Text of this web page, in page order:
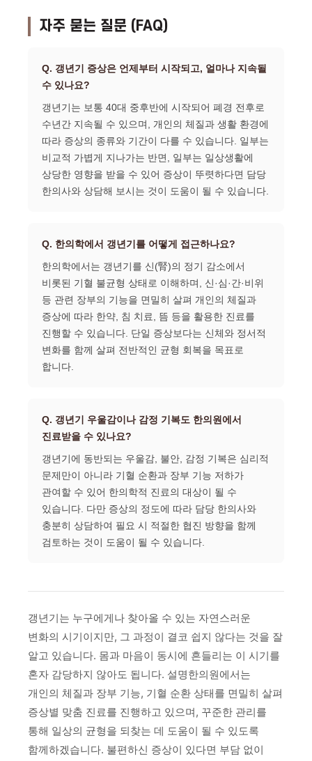
자주 묻는 질문 (FAQ)
Q. 갱년기 증상은 언제부터 시작되고, 얼마나 지속될
수 있나요?
갱년기는 보통 40대 중후반에 시작되어 폐경 전후로
수년간 지속될 수 있으며, 개인의 체질과 생활 환경에
따라 증상의 종류와 기간이 다를 수 있습니다. 일부는
비교적 가볍게 지나가는 반면, 일부는 일상생활에
상당한 영향을 받을 수 있어 증상이 뚜렷하다면 담당
한의사와 상담해 보시는 것이 도움이 될 수 있습니다.
Q. 한의학에서 갱년기를 어떻게 접근하나요?
한의학에서는 갱년기를 신(腎)의 정기 감소에서
비롯된 기혈 불균형 상태로 이해하며, 신·심·간·비위
등 관련 장부의 기능을 면밀히 살펴 개인의 체질과
증상에 따라 한약, 침 치료, 뜸 등을 활용한 진료를
진행할 수 있습니다. 단일 증상보다는 신체와 정서적
변화를 함께 살펴 전반적인 균형 회복을 목표로
합니다.
Q. 갱년기 우울감이나 감정 기복도 한의원에서
진료받을 수 있나요?
갱년기에 동반되는 우울감, 불안, 감정 기복은 심리적
문제만이 아니라 기혈 순환과 장부 기능 저하가
관여할 수 있어 한의학적 진료의 대상이 될 수
있습니다. 다만 증상의 정도에 따라 담당 한의사와
충분히 상담하여 필요 시 적절한 협진 방향을 함께
검토하는 것이 도움이 될 수 있습니다.
갱년기는 누구에게나 찾아올 수 있는 자연스러운
변화의 시기이지만, 그 과정이 결코 쉽지 않다는 것을 잘
알고 있습니다. 몸과 마음이 동시에 흔들리는 이 시기를
혼자 감당하지 않아도 됩니다. 설명한의원에서는
개인의 체질과 장부 기능, 기혈 순환 상태를 면밀히 살펴
증상별 맞춤 진료를 진행하고 있으며, 꾸준한 관리를
통해 일상의 균형을 되찾는 데 도움이 될 수 있도록
함께하겠습니다. 불편하신 증상이 있다면 부담 없이